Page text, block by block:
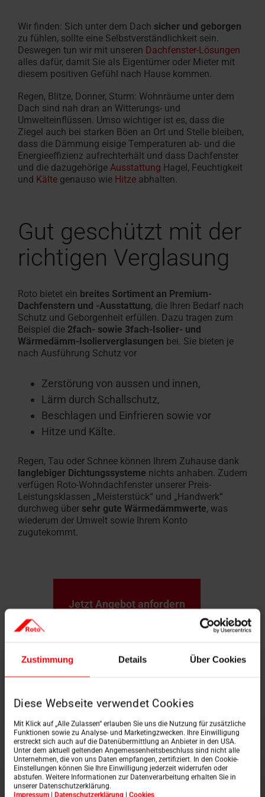
Zustimmung Details Über Cookies
Diese Webseite verwendet Cookies
Mit Klick auf „Alle Zulassen“ erlauben Sie uns die Nutzung für zusätzliche
Funktionen sowie zu Analyse- und Marketingzwecken. Ihre Einwilligung
erstreckt sich auch auf die Datenübermittlung an Anbieter in den USA.
Unter dem aktuell geltenden Angemessenheitsbeschluss sind nicht alle
Unternehmen, die von uns Daten empfangen, zertifiziert. In den Cookie-
Einstellungen können Sie Ihre Einwilligung jederzeit widerrufen oder
abstufen. Weitere Informationen zur Datenverarbeitung erhalten Sie in
unserer Datenschutzerklärung.
Impressum | Datenschutzerklärung | Cookies
Handwerker in der
Roto macht's möglich!
100%
Das
fenster
Zubehör und Anschlussprodukte
Dachfenster Ausstattung
Sonnenschutz & Rollos
innen
aussen
In 3
Roto
Handwerker in der Nähe finden
Roto macht's möglich!
Serviceanfrage erfassen
Für Dachfenster &
Häufige
Rund um
Download-Bereich
Dachfenster und -treppen
Serviceanfrage erfassen
Dachfenster &Jetzt
Wir finden: Sich unter dem Dach sicher und geborgen
zu fühlen, sollte eine Selbstverständlichkeit sein.
Deswegen tun wir mit unseren Dachfenster-Lösungen
alles dafür, damit Sie als Eigentümer oder Mieter mit
diesem positiven Gefühl nach Hause kommen.
Regen, Blitze, Donner, Sturm: Wohnräume unter dem
Dach sind nah dran an Witterungs- und
Umwelteinflüssen. Umso wichtiger ist es, dass die
Ziegel auch bei starken Böen an Ort und Stelle bleiben,
dass die Dämmung eisige Temperaturen ab- und die
Energieeffizienz aufrechterhält und dass Dachfenster
und die dazugehörige Ausstattung Hagel, Feuchtigkeit
und Kälte genauso wie Hitze abhalten.
Gut geschützt mit der
richtigen Verglasung
Roto bietet ein breites Sortiment an Premium-
Dachfenstern und -Ausstattung, die Ihren Bedarf nach
Schutz und Geborgenheit erfüllen. Dazu tragen zum
Beispiel die 2fach- sowie 3fach-Isolier- und
Wärmedämm-Isolierverglasungen bei. Sie bieten je
nach Ausführung Schutz vor
Zerstörung von aussen und innen,
Lärm durch Schallschutz,
Beschlagen und Einfrieren sowie vor
Hitze und Kälte.
Regen, Tau oder Schnee können Ihrem Zuhause dank
langlebiger Dichtungssysteme nichts anhaben. Zudem
verfügen Roto-Wohndachfenster unserer Preis-
Leistungsklassen „Meisterstück“ und „Handwerk“
durchweg über sehr gute Wärmedämmwerte, was
wiederum der Umwelt sowie Ihrem Konto
zugutekommt.
Jetzt Angebot anfordern